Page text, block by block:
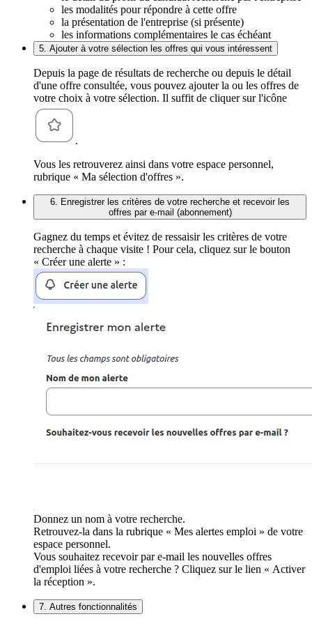
les modalités pour répondre à cette offre
la présentation de l'entreprise (si présente)
les informations complémentaires le cas échéant
5. Ajouter à votre sélection les offres qui vous intéressent
Depuis la page de résultats de recherche ou depuis le détail
d'une offre consultée, vous pouvez ajouter la ou les offres de
votre choix à votre sélection. Il suffit de cliquer sur l'icône
.
Vous les retrouverez ainsi dans votre espace personnel,
rubrique « Ma sélection d'offres ».
6. Enregistrer les critères de votre recherche et recevoir les
offres par e-mail (abonnement)
Gagnez du temps et évitez de ressaisir les critères de votre
recherche à chaque visite ! Pour cela, cliquez sur le bouton
« Créer une alerte » :
Donnez un nom à votre recherche.
Retrouvez-la dans la rubrique « Mes alertes emploi » de votre
espace personnel.
Vous souhaitez recevoir par e-mail les nouvelles offres
d'emploi liées à votre recherche ? Cliquez sur le lien « Activer
la réception ».
7. Autres fonctionnalités